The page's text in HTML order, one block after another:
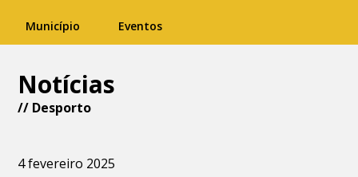
Município Eventos
Notícias
// Desporto
4 fevereiro 2025